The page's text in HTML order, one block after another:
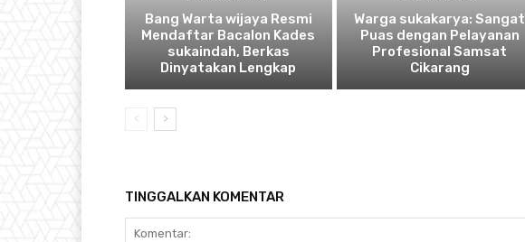
Bang Warta wijaya Resmi
Mendaftar Bacalon Kades
sukaindah, Berkas
Dinyatakan Lengkap
Warga sukakarya: Sangat
Puas dengan Pelayanan
Profesional Samsat
Cikarang
TINGGALKAN KOMENTAR